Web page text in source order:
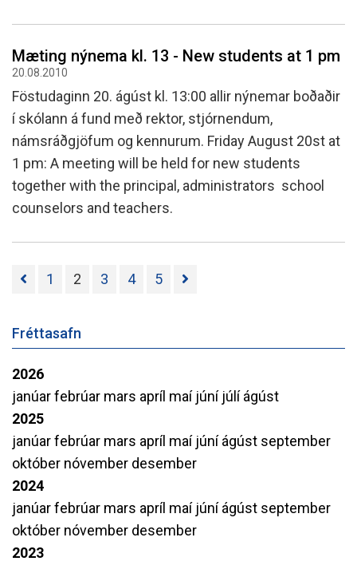
Mæting nýnema kl. 13 - New students at 1 pm
20.08.2010
Föstudaginn 20. ágúst kl. 13:00 allir nýnemar boðaðir
í skólann á fund með rektor, stjórnendum,
námsráðgjöfum og kennurum. Friday August 20st at
1 pm: A meeting will be held for new students
together with the principal, administrators school
counselors and teachers.
1 2 3 4 5
Fréttasafn
2026
janúarfebrúar mars apríl maí júní júlíágúst
2025
janúarfebrúar mars apríl maí júníágúst september
október nóvember desember
2024
janúarfebrúar mars apríl maí júníágúst september
október nóvember desember
2023